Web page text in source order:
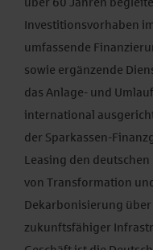
Investitionsvorhaben
umfassende
sowie ergänzende
das Anlage- und
international
der Sparkassen-
Leasing den
von Transformation
Dekarbonisierung
zukunftsfähiger